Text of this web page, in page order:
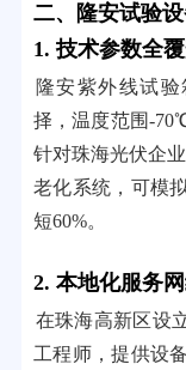
二、隆安试验
1. 技术参数全
隆安紫外线试验
择，温度范围-
针对珠海光伏企
老化系统，可模
短60%。
2. 本地化服务
在珠海高新区设
工程师，提供设